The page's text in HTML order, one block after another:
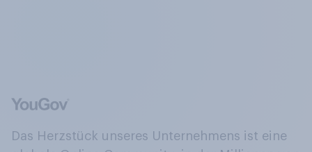
Das Herzstück unseres Unternehmens ist eine